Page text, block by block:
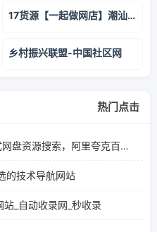
17货源【一起做网店】潮汕服装批发_一手货源网17网_潮汕批发市场拿货网
乡村振兴联盟-中国社区网
热门点击
爱搜-网盘资源搜索-一站式网盘资源搜索，阿里夸克百度迅雷UC全聚合
的技术导航网站
站_自动收录网_秒收录